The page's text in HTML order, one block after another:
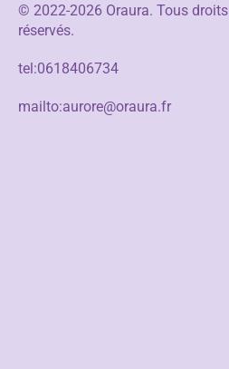
© 2022-2026 Oraura. Tous droits
réservés.
tel:0618406734
mailto:aurore@oraura.fr